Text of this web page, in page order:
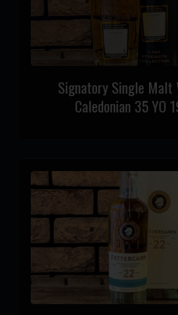
Signatory Single Malt
Caledonian 35 YO